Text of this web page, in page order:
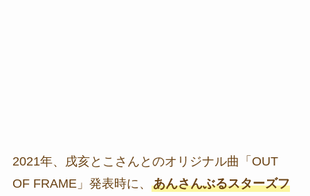
2021年、戌亥とこさんとのオリジナル曲「OUT
OF FRAME」発表時に、 あんさんぶるスターズフ